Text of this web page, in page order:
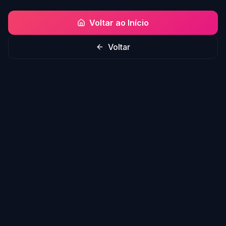
Voltar ao Início
Voltar